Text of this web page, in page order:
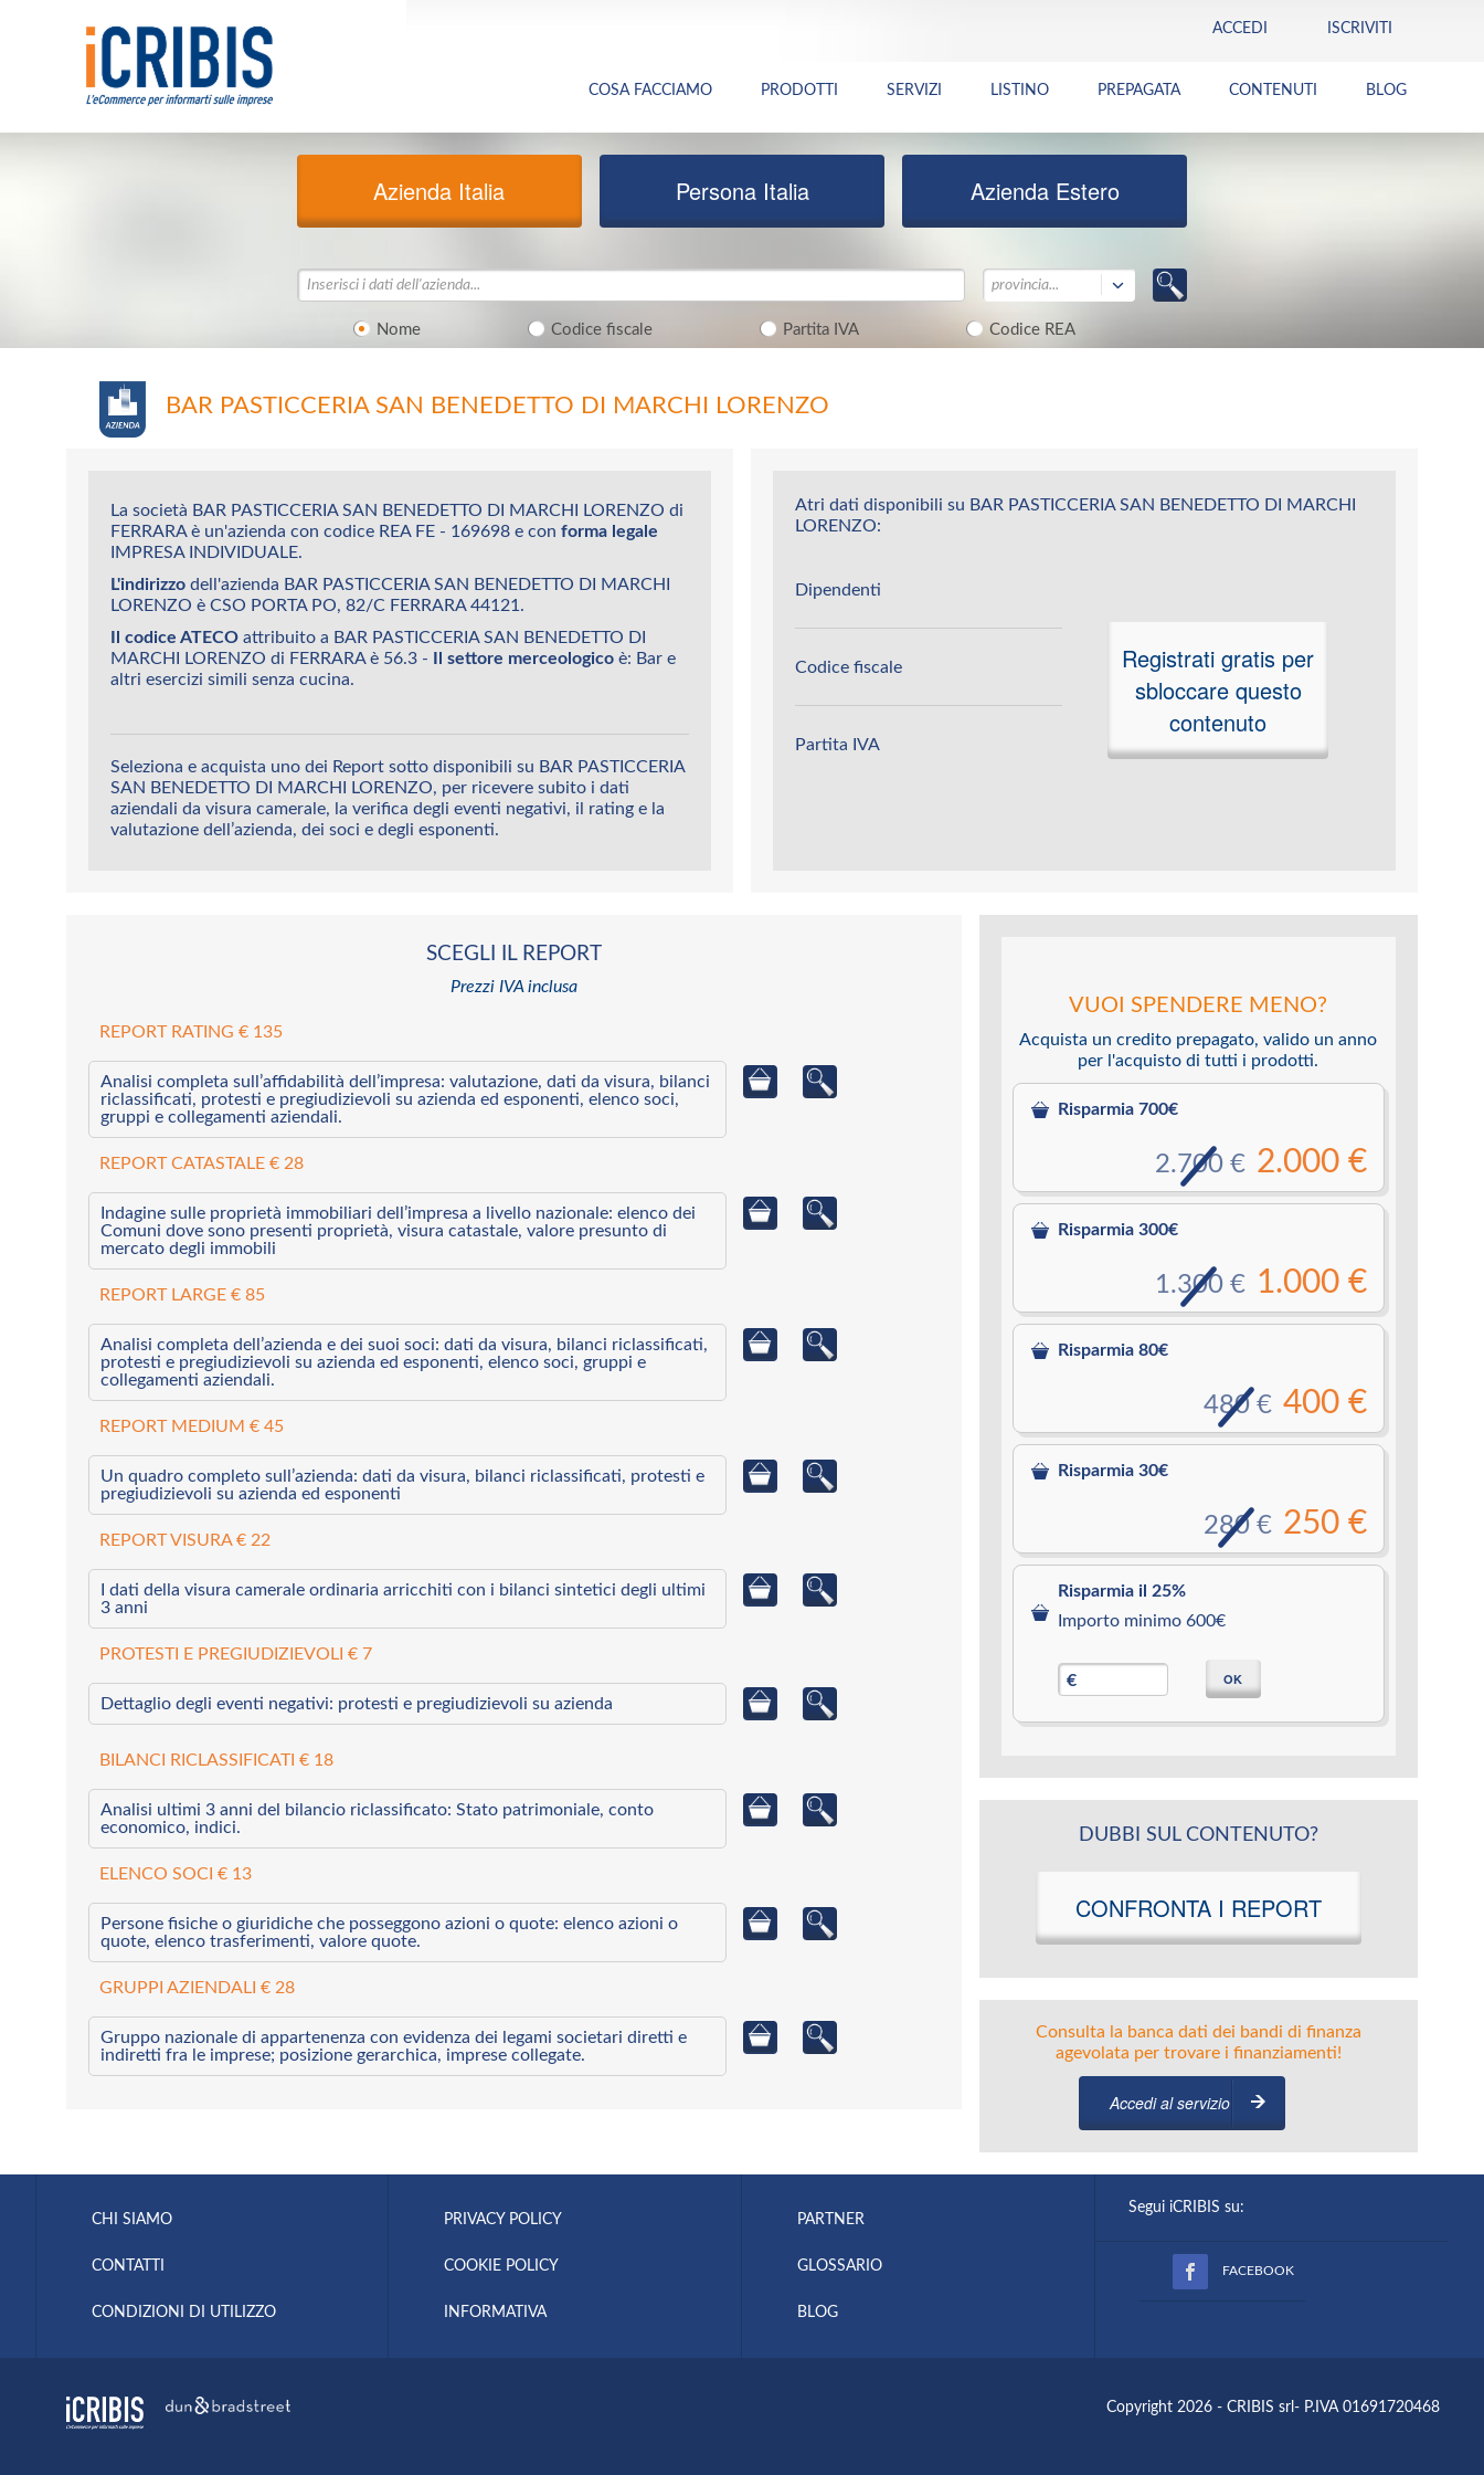
ACCEDI ISCRIVITI
COSA FACCIAMO PRODOTTI SERVIZI LISTINO PREPAGATA CONTENUTI BLOG
Azienda Italia Persona Italia Azienda Estero
Nome Codice fiscale Partita IVA Codice REA
provincia...
BAR PASTICCERIA SAN BENEDETTO DI MARCHI LORENZO
La società BAR PASTICCERIA SAN BENEDETTO DI MARCHI LORENZO di
FERRARA è un'azienda con codice REA FE - 169698 e con forma legale
IMPRESA INDIVIDUALE.
L'indirizzo dell'azienda BAR PASTICCERIA SAN BENEDETTO DI MARCHI
LORENZO è CSO PORTA PO, 82/C FERRARA 44121.
Il codice ATECO attribuito a BAR PASTICCERIA SAN BENEDETTO DI
MARCHI LORENZO di FERRARA è 56.3 -
Il settore merceologico è: Bar e
altri esercizi simili senza cucina.
Seleziona e acquista uno dei Report sotto disponibili su BAR PASTICCERIA
SAN BENEDETTO DI MARCHI LORENZO, per ricevere subito i dati
aziendali da visura camerale, la verifica degli eventi negativi, il rating e la
valutazione dell’azienda, dei soci e degli esponenti.
Atri dati disponibili su BAR PASTICCERIA SAN BENEDETTO DI MARCHI
LORENZO:
Dipendenti
Codice fiscale
Partita IVA
Registrati gratis per
sbloccare questo
contenuto
SCEGLI IL REPORT
Prezzi IVA inclusa
REPORT RATING € 135
Analisi completa sull’affidabilità dell’impresa: valutazione, dati da visura, bilanci
riclassificati, protesti e pregiudizievoli su azienda ed esponenti, elenco soci,
gruppi e collegamenti aziendali.
REPORT CATASTALE € 28
Indagine sulle proprietà immobiliari dell’impresa a livello nazionale: elenco dei
Comuni dove sono presenti proprietà, visura catastale, valore presunto di
mercato degli immobili
REPORT LARGE € 85
Analisi completa dell’azienda e dei suoi soci: dati da visura, bilanci riclassificati,
protesti e pregiudizievoli su azienda ed esponenti, elenco soci, gruppi e
collegamenti aziendali.
REPORT MEDIUM € 45
Un quadro completo sull’azienda: dati da visura, bilanci riclassificati, protesti e
pregiudizievoli su azienda ed esponenti
REPORT VISURA € 22
I dati della visura camerale ordinaria arricchiti con i bilanci sintetici degli ultimi
3 anni
PROTESTI E PREGIUDIZIEVOLI € 7
Dettaglio degli eventi negativi: protesti e pregiudizievoli su azienda
BILANCI RICLASSIFICATI € 18
Analisi ultimi 3 anni del bilancio riclassificato: Stato patrimoniale, conto
economico, indici.
ELENCO SOCI € 13
Persone fisiche o giuridiche che posseggono azioni o quote: elenco azioni o
quote, elenco trasferimenti, valore quote.
GRUPPI AZIENDALI € 28
Gruppo nazionale di appartenenza con evidenza dei legami societari diretti e
indiretti fra le imprese; posizione gerarchica, imprese collegate.
VUOI SPENDERE MENO?
Acquista un credito prepagato, valido un anno
per l'acquisto di tutti i prodotti.
Risparmia 700€
2.000 €
2.700 €
Risparmia 300€
1.000 €
1.300 €
Risparmia 80€
400 €
480 €
Risparmia 30€
250 €
280 €
Risparmia il 25%
Importo minimo 600€
€ OK
DUBBI SUL CONTENUTO?
CONFRONTA I REPORT
Consulta la banca dati dei bandi di finanza
agevolata per trovare i finanziamenti!
Accedi al servizio
CHI SIAMO
CONTATTI
CONDIZIONI DI UTILIZZO
PRIVACY POLICY
COOKIE POLICY
INFORMATIVA
PARTNER
GLOSSARIO
BLOG
Segui iCRIBIS su:
FACEBOOK
Copyright 2026 - CRIBIS srl- P.IVA 01691720468